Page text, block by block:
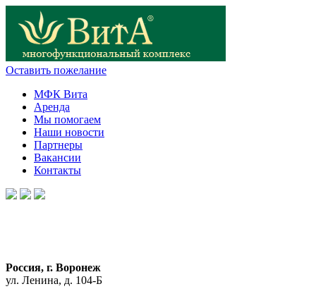
Оставить пожелание
МФК Вита
Аренда
Мы помогаем
Наши новости
Партнеры
Вакансии
Контакты
Россия, г. Воронеж
ул. Ленина, д. 104-Б